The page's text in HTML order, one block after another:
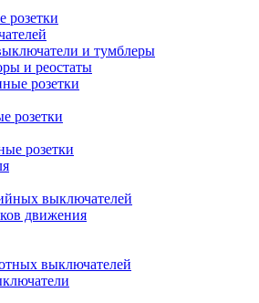
розетки
и тумблеры
и реостаты
розетки
розетки
розетки
выключателей
движения
выключателей